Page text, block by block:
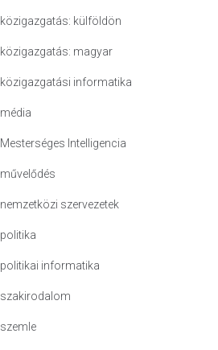
közigazgatás: külföldön
közigazgatás: magyar
közigazgatási informatika
média
Mesterséges Intelligencia
művelődés
nemzetközi szervezetek
politika
politikai informatika
szakirodalom
szemle